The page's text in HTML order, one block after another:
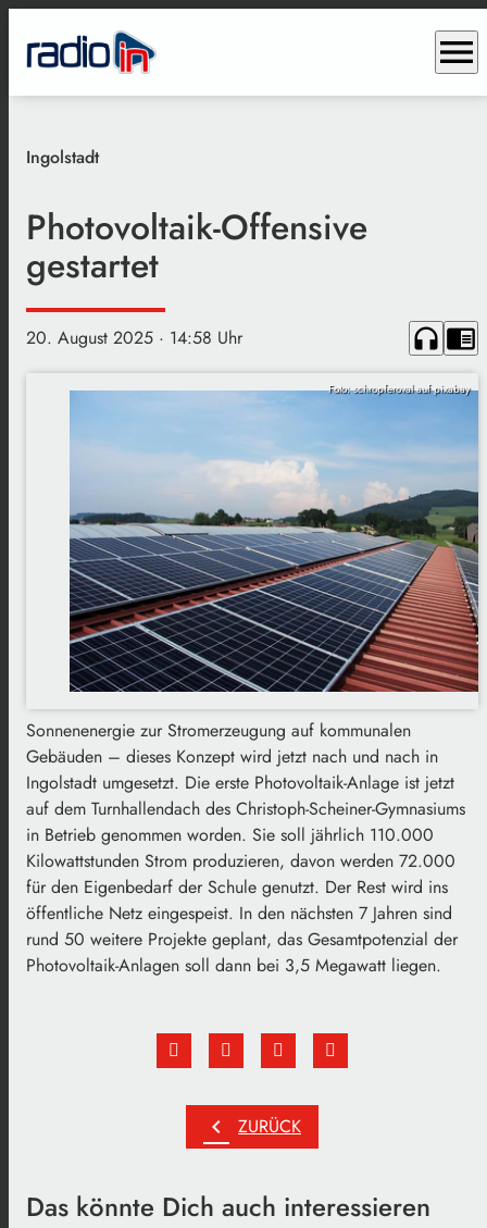
menu
Ingolstadt
Photovoltaik-Offensive
gestartet
20. August 2025 · 14:58 Uhr headphones chrome_reader_mode
Foto: schropferoval auf pixabay
Sonnenenergie zur Stromerzeugung auf kommunalen
Gebäuden – dieses Konzept wird jetzt nach und nach in
Ingolstadt umgesetzt. Die erste Photovoltaik-Anlage ist jetzt
auf dem Turnhallendach des Christoph-Scheiner-Gymnasiums
in Betrieb genommen worden. Sie soll jährlich 110.000
Kilowattstunden Strom produzieren, davon werden 72.000
für den Eigenbedarf der Schule genutzt. Der Rest wird ins
öffentliche Netz eingespeist. In den nächsten 7 Jahren sind
rund 50 weitere Projekte geplant, das Gesamtpotenzial der
Photovoltaik-Anlagen soll dann bei 3,5 Megawatt liegen.
chevron_left ZURÜCK
Das könnte Dich auch interessieren